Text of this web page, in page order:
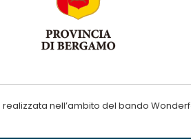
realizzata nell’ambito del bando